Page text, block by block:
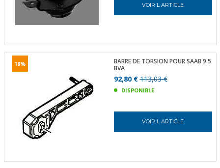
VOIR L ARTICLE
18%
BARRE DE TORSION POUR SAAB 9.5
BVA
92,80 €113,03 €
DISPONIBLE
VOIR L ARTICLE